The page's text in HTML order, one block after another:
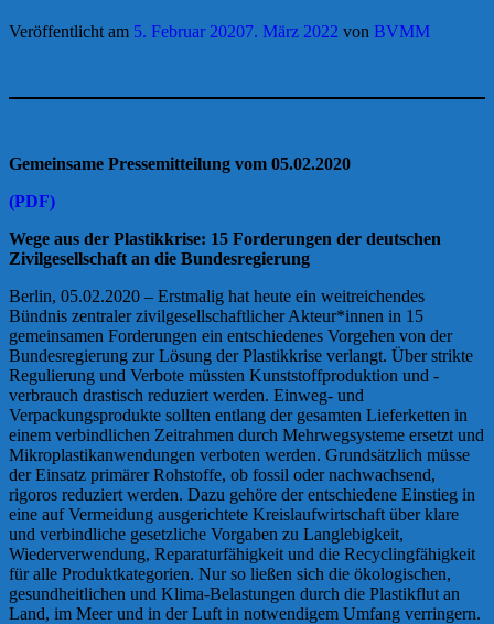
Veröffentlicht am 5. Februar 20207. März 2022 von BVMM
Gemeinsame Pressemitteilung vom 05.02.2020
(PDF)
Wege aus der Plastikkrise: 15 Forderungen der deutschen
Zivilgesellschaft an die Bundesregierung
Berlin, 05.02.2020 – Erstmalig hat heute ein weitreichendes
Bündnis zentraler zivilgesellschaftlicher Akteur*innen in 15
gemeinsamen Forderungen ein entschiedenes Vorgehen von der
Bundesregierung zur Lösung der Plastikkrise verlangt. Über strikte
Regulierung und Verbote müssten Kunststoffproduktion und -
verbrauch drastisch reduziert werden. Einweg- und
Verpackungsprodukte sollten entlang der gesamten Lieferketten in
einem verbindlichen Zeitrahmen durch Mehrwegsysteme ersetzt und
Mikroplastikanwendungen verboten werden. Grundsätzlich müsse
der Einsatz primärer Rohstoffe, ob fossil oder nachwachsend,
rigoros reduziert werden. Dazu gehöre der entschiedene Einstieg in
eine auf Vermeidung ausgerichtete Kreislaufwirtschaft über klare
und verbindliche gesetzliche Vorgaben zu Langlebigkeit,
Wiederverwendung, Reparaturfähigkeit und die Recyclingfähigkeit
für alle Produktkategorien. Nur so ließen sich die ökologischen,
gesundheitlichen und Klima-Belastungen durch die Plastikflut an
Land, im Meer und in der Luft in notwendigem Umfang verringern.